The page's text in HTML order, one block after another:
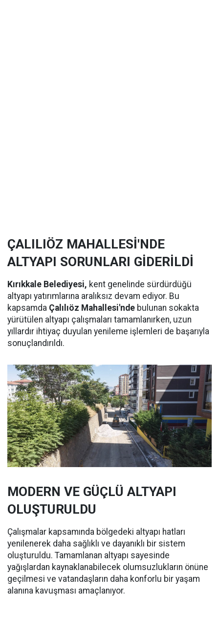
ÇALILIÖZ MAHALLESİ'NDE
ALTYAPI SORUNLARI GİDERİLDİ
Kırıkkale Belediyesi, kent genelinde sürdürdüğü
altyapı yatırımlarına aralıksız devam ediyor. Bu
kapsamda Çalılıöz Mahallesi'nde bulunan sokakta
yürütülen altyapı çalışmaları tamamlanırken, uzun
yıllardır ihtiyaç duyulan yenileme işlemleri de başarıyla
sonuçlandırıldı.
MODERN VE GÜÇLÜ ALTYAPI
OLUŞTURULDU
Çalışmalar kapsamında bölgedeki altyapı hatları
yenilenerek daha sağlıklı ve dayanıklı bir sistem
oluşturuldu. Tamamlanan altyapı sayesinde
yağışlardan kaynaklanabilecek olumsuzlukların önüne
geçilmesi ve vatandaşların daha konforlu bir yaşam
alanına kavuşması amaçlanıyor.